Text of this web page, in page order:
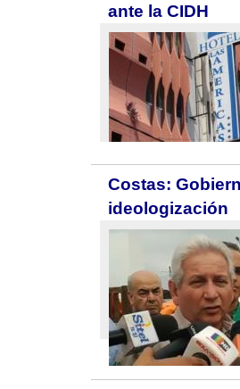
ante la CIDH
Costas:
ideologización